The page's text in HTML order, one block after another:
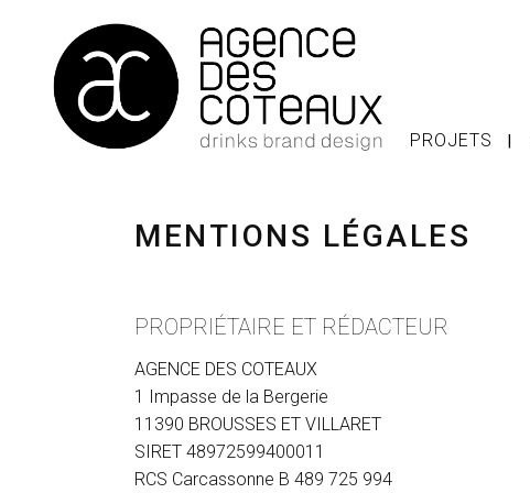
PROJETS
MENTIONS LÉGALES
PROPRIÉTAIRE ET RÉDACTEUR
AGENCE DES COTEAUX
1 Impasse de la Bergerie
11390 BROUSSES ET VILLARET
SIRET 48972599400011
RCS Carcassonne B 489 725 994